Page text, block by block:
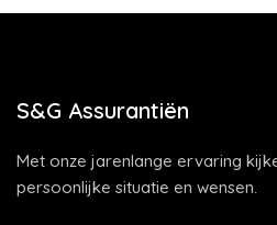
S&G Assurantiën
Met onze jarenlange ervaring
persoonlijke situatie en wensen.